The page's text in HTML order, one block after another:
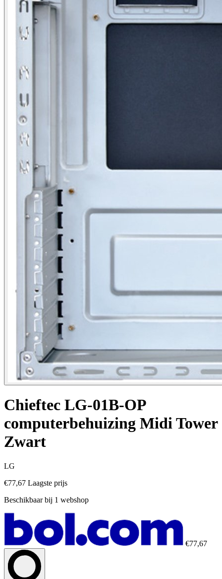
Chieftec LG-01B-OP
computerbehuizing Midi Tower
Zwart
LG
€77,67 Laagste prijs
Beschikbaar bij 1 webshop
€77,67